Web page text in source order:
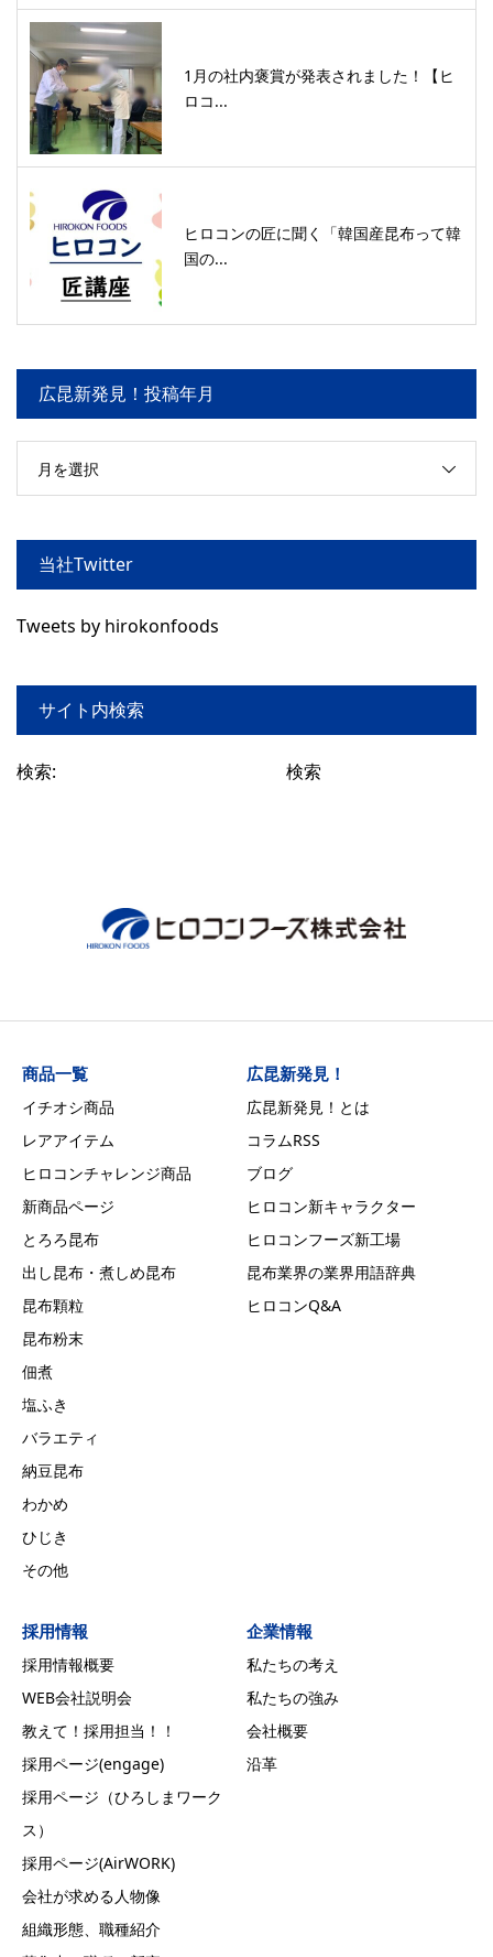
1月の社内褒賞が発表されました！【ヒ
ロコ...
ヒロコンの匠に聞く「韓国産昆布って韓
国の...
広昆新発見！投稿年月
月を選択
当社Twitter
Tweets by hirokonfoods
サイト内検索
検索:
商品一覧
イチオシ商品
レアアイテム
ヒロコンチャレンジ商品
新商品ページ
とろろ昆布
出し昆布・煮しめ昆布
昆布顆粒
昆布粉末
佃煮
塩ふき
バラエティ
納豆昆布
わかめ
ひじき
その他
広昆新発見！
広昆新発見！とは
コラムRSS
ブログ
ヒロコン新キャラクター
ヒロコンフーズ新工場
昆布業界の業界用語辞典
ヒロコンQ&A
採用情報
採用情報概要
WEB会社説明会
教えて！採用担当！！
採用ページ(engage)
採用ページ（ひろしまワーク
ス）
採用ページ(AirWORK)
会社が求める人物像
組織形態、職種紹介
企業情報
私たちの考え
私たちの強み
会社概要
沿革